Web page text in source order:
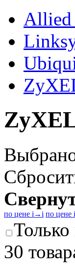
Allied
по цене i →i по цене i
30